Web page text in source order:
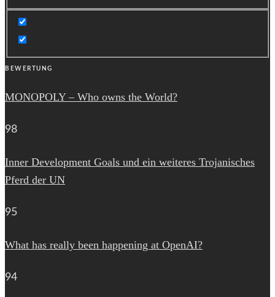
BEWERTUNG
MONOPOLY – Who owns the World?
98
Inner Development Goals und ein weiteres Trojanisches
Pferd der UN
95
What has really been happening at OpenAI?
94